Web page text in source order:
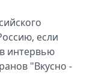
если
интервью
"Вкусно -